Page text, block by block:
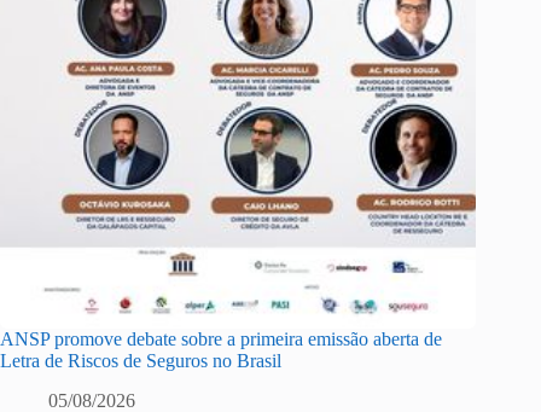
ANSP promove debate sobre a primeira emissão aberta de
Letra de Riscos de Seguros no Brasil
05/08/2026